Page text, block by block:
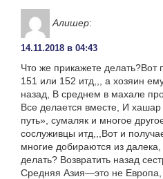
Алишер:
14.11.2018 в 04:43
Что же прикажете
151 или 152 итд,,, а хозяин
назад, В среднем в махале
Все делается вместе, И
путь», сумаляк и многое
сослуживцы итд,,,Вот и
многие добираются из
делать? Возвратить назад
Средняя Азия—это не